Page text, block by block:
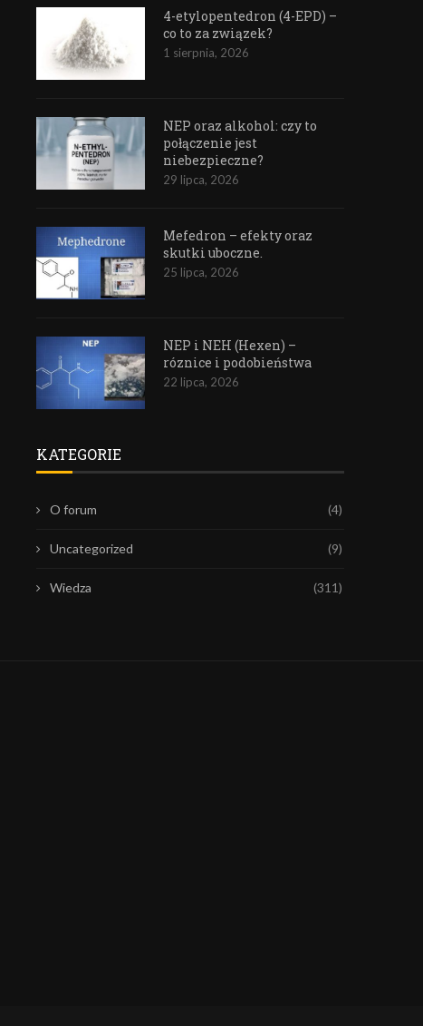
4-etylopentedron (4-EPD) –
co to za związek?
1 sierpnia, 2026
NEP oraz alkohol: czy to
połączenie jest
niebezpieczne?
29 lipca, 2026
Mefedron – efekty oraz
skutki uboczne.
25 lipca, 2026
NEP i NEH (Hexen) –
róznice i podobieństwa
22 lipca, 2026
KATEGORIE
O forum (4)
Uncategorized (9)
Wiedza (311)